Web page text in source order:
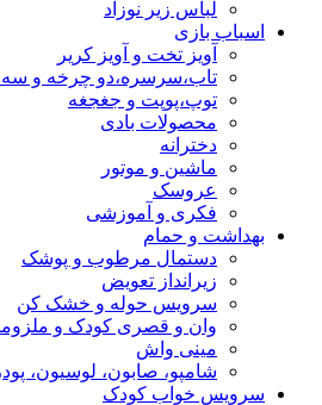
لباس زیر نوزاد
اسباب بازی
آویز تخت و آویز کریر
تاب،سرسره،دو چرخه و
توپ،پوپت و جغجغه
محصولات بادی
دخترانه
ماشین و موتور
عروسک
فکری و آموزشی
بهداشت و حمام
دستمال مرطوب و پوشک
زیرانداز تعویض
سرویس حوله و خشک کن
وان و قصری کودک و
مینی واش
شامپو، صابون، لوسیون،
سرویس خواب کودک